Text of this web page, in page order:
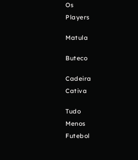
Os
Players
Matula
Buteco
Cadeira
Cativa
Tudo
Menos
Futebol